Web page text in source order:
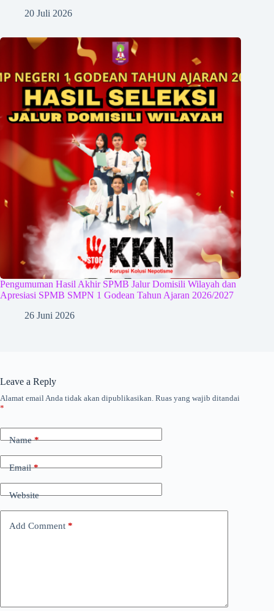
20 Juli 2026
Pengumuman Hasil Akhir SPMB Jalur Domisili Wilayah dan
Apresiasi SPMB SMPN 1 Godean Tahun Ajaran 2026/2027
26 Juni 2026
Leave a Reply
Alamat email Anda tidak akan dipublikasikan. Ruas yang wajib ditandai
*
Name*
Email*
Website
Add Comment *